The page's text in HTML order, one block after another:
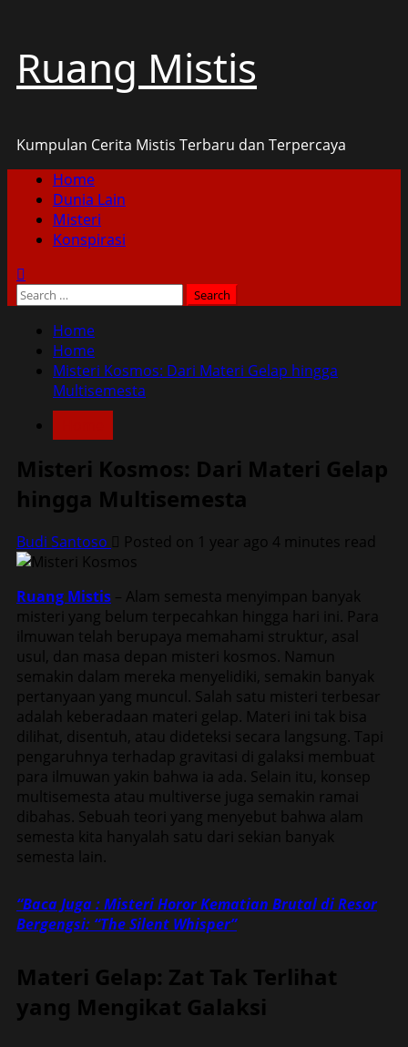
content
Ruang Mistis
Kumpulan Cerita Mistis Terbaru dan Terpercaya
Primary
Menu
Home
Dunia Lain
Misteri
Konspirasi
Search
Home
Home
Misteri Kosmos: Dari Materi Gelap hingga
Multisemesta
Misteri Kosmos: Dari Materi Gelap
hingga Multisemesta
Budi Santoso Posted on 1 year ago 4 minutes read
Ruang Mistis – Alam semesta menyimpan banyak
misteri yang belum terpecahkan hingga hari ini. Para
ilmuwan telah berupaya memahami struktur, asal
usul, dan masa depan misteri kosmos. Namun
semakin dalam mereka menyelidiki, semakin banyak
pertanyaan yang muncul. Salah satu misteri terbesar
adalah keberadaan materi gelap. Materi ini tak bisa
dilihat, disentuh, atau dideteksi secara langsung. Tapi
pengaruhnya terhadap gravitasi di galaksi membuat
para ilmuwan yakin bahwa ia ada. Selain itu, konsep
multisemesta atau multiverse juga semakin ramai
dibahas. Sebuah teori yang menyebut bahwa alam
semesta kita hanyalah satu dari sekian banyak
semesta lain.
“Baca Juga : Misteri Horor Kematian Brutal di Resor
Bergengsi: “The Silent Whisper”
Materi Gelap: Zat Tak Terlihat
yang Mengikat Galaksi